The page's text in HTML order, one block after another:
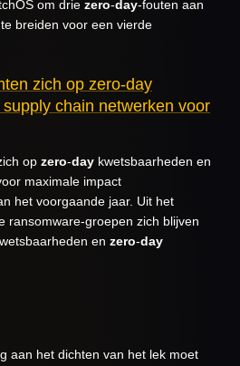
om drie zero-day-fouten aan
breiden voor een vierde
zich op zero-day
chain netwerken voor
op zero-day kwetsbaarheden en
maximale impact
het voorgaande jaar. Uit het
ransomware-groepen zich blijven
en zero-day
aan het dichten van het lek moet